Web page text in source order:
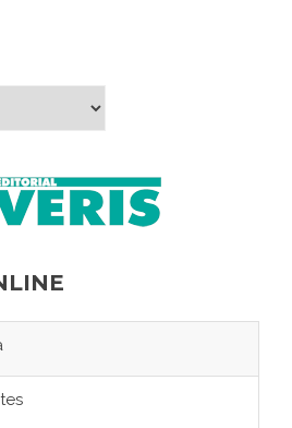
grande deshorden»: La